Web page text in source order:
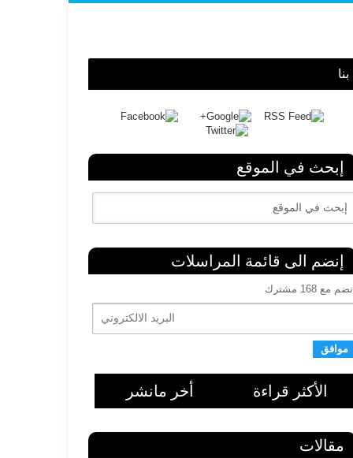
إبحث في الموقع
إنضم الى قائمة المراسلات
انضم مع 168 مشترك
الأكثر قراءة أخر مانشر
مقالات